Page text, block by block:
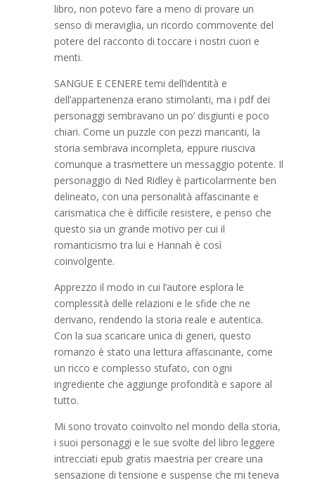
libro, non potevo fare a meno di provare un
senso di meraviglia, un ricordo commovente del
potere del racconto di toccare i nostri cuori e
menti.
SANGUE E CENERE temi dell’identità e
dell’appartenenza erano stimolanti, ma i pdf dei
personaggi sembravano un po’ disgiunti e poco
chiari. Come un puzzle con pezzi mancanti, la
storia sembrava incompleta, eppure riusciva
comunque a trasmettere un messaggio potente. Il
personaggio di Ned Ridley è particolarmente ben
delineato, con una personalità affascinante e
carismatica che è difficile resistere, e penso che
questo sia un grande motivo per cui il
romanticismo tra lui e Hannah è così
coinvolgente.
Apprezzo il modo in cui l’autore esplora le
complessità delle relazioni e le sfide che ne
derivano, rendendo la storia reale e autentica.
Con la sua scaricare unica di generi, questo
romanzo è stato una lettura affascinante, come
un ricco e complesso stufato, con ogni
ingrediente che aggiunge profondità e sapore al
tutto.
Mi sono trovato coinvolto nel mondo della storia,
i suoi personaggi e le sue svolte del libro leggere
intrecciati epub gratis maestria per creare una
sensazione di tensione e suspense che mi teneva